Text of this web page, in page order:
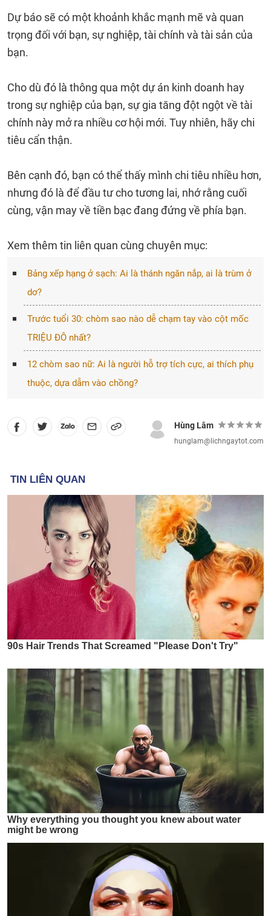
Dự báo sẽ có một khoảnh khắc mạnh mẽ và quan
trọng đối với bạn, sự nghiệp, tài chính và tài sản của
bạn.
Cho dù đó là thông qua một dự án kinh doanh hay
trong sự nghiệp của bạn, sự gia tăng đột ngột về tài
chính này mở ra nhiều cơ hội mới. Tuy nhiên, hãy chi
tiêu cẩn thận.
Bên cạnh đó, bạn có thể thấy mình chi tiêu nhiều hơn,
nhưng đó là để đầu tư cho tương lai, nhớ rằng cuối
cùng, vận may về tiền bạc đang đứng về phía bạn.
Xem thêm tin liên quan cùng chuyên mục:
Bảng xếp hạng ở sạch: Ai là thánh ngăn nắp, ai là trùm ở
dơ?
Trước tuổi 30: chòm sao nào dễ chạm tay vào cột mốc
TRIỆU ĐÔ nhất?
12 chòm sao nữ: Ai là người hỗ trợ tích cực, ai thích phụ
thuộc, dựa dẫm vào chồng?
Hùng Lâm
hunglam@lichngaytot.com